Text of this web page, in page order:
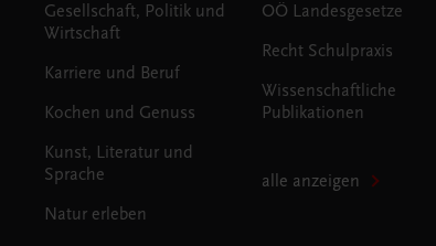
Gesellschaft, Politik und
Wirtschaft
Karriere und Beruf
Kochen und Genuss
Kunst, Literatur und
Sprache
Natur erleben
OÖ Landesgesetze
Recht Schulpraxis
Wissenschaftliche
Publikationen
alle anzeigen